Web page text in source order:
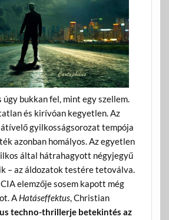
bukkan fel, mint egy szellem.
és kirívóan kegyetlen. Az
gyilkosságsorozat tempója
azonban homályos. Az egyetlen
által hátrahagyott négyjegyű
– az áldozatok testére tetoválva.
elemzője sosem kapott még
A Hatáseffektus, Christian
techno-thrillerje betekintés az